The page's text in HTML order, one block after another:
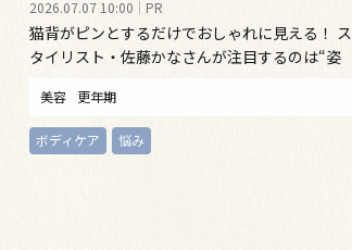
2026.07.07 10:00 PR
猫背がピンとするだけでおしゃれに見える！ ス
タイリスト・佐藤かなさんが注目するのは“姿
美容 更年期
ボディケア 悩み